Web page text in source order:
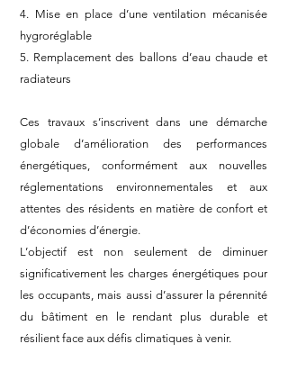
4. Mise en place d’une ventilation mécanisée
hygroréglable
5. Remplacement des ballons d’eau chaude et
radiateurs
Ces travaux s’inscrivent dans une démarche
globale d’amélioration des performances
énergétiques, conformément aux nouvelles
réglementations environnementales et aux
attentes des résidents en matière de confort et
d’économies d’énergie.
L’objectif est non seulement de diminuer
significativement les charges énergétiques pour
les occupants, mais aussi d’assurer la pérennité
du bâtiment en le rendant plus durable et
résilient face aux défis climatiques à venir.